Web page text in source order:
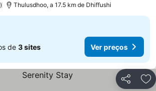
Thulusdhoo, a 17.5 km de Dhiffushi
de 3 sites Ver preços
Partilhar